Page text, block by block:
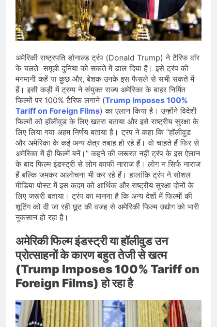
देशभर में विशेष कार्यक्रमों के जरिए भारतीय
बुनकरों और पारंपरिक वस्त्रों को मिलेगा बढ़ावा
August 2, 2026
प्रधानमंत्री नरेंद्र मोदी ने भोगापुरम
अंतरराष्ट्रीय हवाई अड्डे का उद्घाटन किया,
आंध्र प्रदेश में ₹18,000 करोड़ की विकास
परियोजनाओं की शुरुआत
केंद्र सरकार ने विस्तारित Khelo India
Scheme को मंजूरी दी, खेल ढाँचे को मजबूत
करने के लिए ₹36,441 करोड़ का बड़ा
प्रावधान
August 1, 2026
अमेरिकी राष्ट्रपति डोनाल्ड ट्रंप (Donald Trump) ने टैरिफ वॉर
के चलते समूची दुनिया को सकते में डाल दिया है। इसे ट्रंप की
मनमानी कहें या कुछ और, बेशक उनके इस फैसले से सभी सकते में
हैं। इसी कड़ी में ट्रम्प ने संयुक्त राज्य अमेरिका के बाहर निर्मित
फिल्मों पर 100% टैरिफ लगाने (Trump Imposes 100%
Tariff on Foreign Films) का एलान किया है। उन्‍होंने विदेशी
फिल्मों को हॉलीवुड के लिए खतरा बताया और इसे राष्‍ट्रीय सुरक्षा के
लिए लिया गया अहम निर्णय बताया है। ट्रंप ने कहा कि “हॉलीवुड
और अमेरिका के कई अन्य क्षेत्र तबाह हो रहे हैं। वो चाहते हैं फिर से
अमेरिका में ही फिल्में बनें।” कहने की जरूरत नहीं ट्रंप के इस ऐलान
के बाद फिल्म इंडस्ट्री से लोग काफी नाराज हैं। लोग न सिर्फ नाराज
हैं बल्कि जमकर आलोचना भी कर रहे हैं। हालांकि ट्रंप ने सोशल
मीडिया पोस्ट में इस कदम को आर्थिक और राष्ट्रीय सुरक्षा दोनों के
लिए जरूरी बताया। ट्रंप का मानना है कि अन्य देशों में फिल्मों की
शूटिंग को दी जा रही छूट की वजह से अमेरिकी फिल्म उद्योग को भारी
नुकसान हो रहा है।
अमेरिकी फिल्म इंडस्ट्री या हॉलीवुड उन
प्रोत्साहनों के कारण बहुत तेजी से खत्म
(Trump Imposes 100% Tariff on
Foreign Films) हो रहा है